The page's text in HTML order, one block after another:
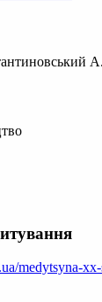
medytsyna-